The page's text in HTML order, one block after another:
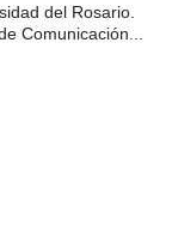
del Rosario.
Comunicación